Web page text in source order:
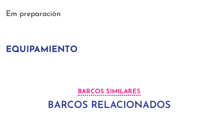
Em preparación
EQUIPAMIENTO
BARCOS SIMILARES
BARCOS RELACIONADOS